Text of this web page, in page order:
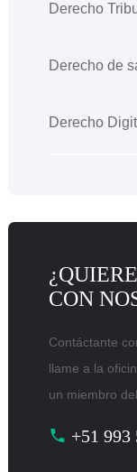
Derecho
Derecho de
Derecho
CON
Contáctante
llame a la
un miembro
+51 993